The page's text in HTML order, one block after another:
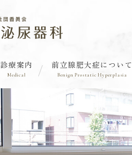
診療案内
Medical
前立腺肥大症について
Benign Prostatic Hyperplasia